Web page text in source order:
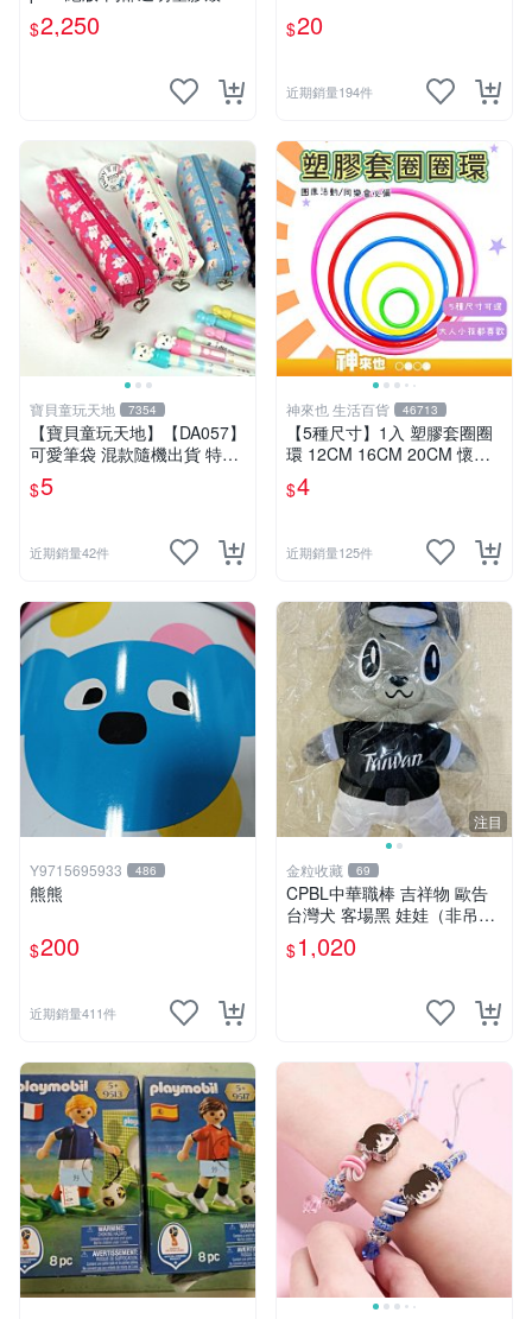
傷、盒損、公仔本體全新
$2,250 $20
近期銷量194件
寶貝童玩天地 7354
【寶貝童玩天地】【DA057】
可愛筆袋 混款隨機出貨 特價*
LT01
$5
近期銷量42件
神來也 生活百貨 46713
【5種尺寸】1入 塑膠套圈圈
環 12CM 16CM 20CM 懷舊
童玩 兒童玩具 夜市套圈圈 塑
膠套環 遊戲道具 套環
$4
近期銷量125件
Y9715695933 486
熊熊
$200
近期銷量411件
注目
金粒收藏 69
CPBL中華職棒 吉祥物 歐告
台灣犬 客場黑 娃娃（非吊
飾）
$1,020